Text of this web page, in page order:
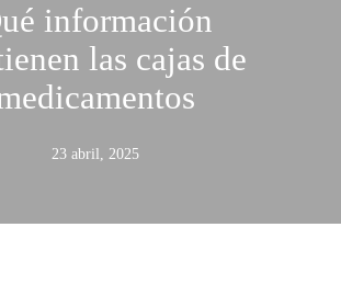
información
las cajas de
23 abril, 2025